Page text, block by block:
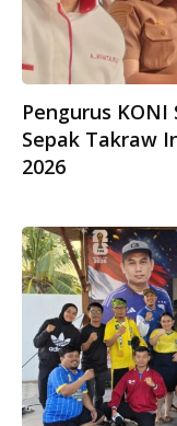
Pengurus
Sepak Takraw
2026